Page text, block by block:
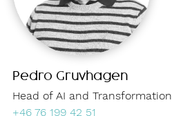
Pedro Gruvhagen
Head of AI and Transformation
+46 76 199 42 51